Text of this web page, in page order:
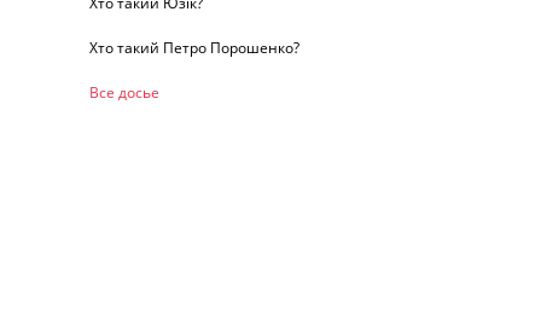
Хто такий Петро Порошенко?
Все досье